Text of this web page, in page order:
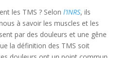
les TMS ? Selon l’INRS, ils
à savoir les muscles et les
par des douleurs et une gêne
la définition des TMS soit